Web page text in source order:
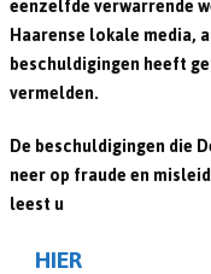
Haarense lokale media,
beschuldigingen heeft
vermelden.
De beschuldigingen die
neer op fraude en
leest u
HIER